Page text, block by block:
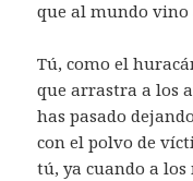
que al mundo
Tú, como el
que arrastra a los
has pasado
con el polvo de
tú, ya cuando a